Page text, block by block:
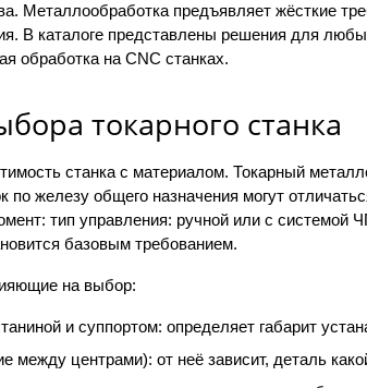
Металлообработка предъявляет жёсткие
В каталоге представлены решения для
обработка на CNC станках.
токарного станка
станка с материалом. Токарный
по железу общего назначения могут
тип управления: ручной или с системой
базовым требованием.
на выбор:
и суппортом: определяет габарит
между центрами): от неё зависит, деталь